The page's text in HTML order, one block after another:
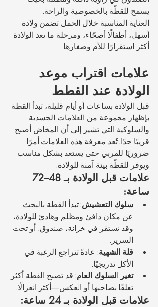
يسمح للقطّة بالخصوصية والراحة.
العناية المناسبة خلال الحمل تضمن ولادة
أسهل، أطفالًا أصحّاء، ومرحلة ما بعد الولادة
أكثر استقرارًا للأم وصغارها
علامات اقتراب موعد
الولادة عند القطط
قبل الولادة بساعات أو أيام قليلة، تبدأ القطة
بإظهار مجموعة من العلامات الجسدية
والسلوكية التي تشير إلى أن المخاض أصبح
قريبًا جدًا. تُعد معرفة هذه العلامات أمرًا
ضروريًا للمربي حتى يستعد بشكل مناسب
ويوفر للقطّة بيئة آمنة للولادة.
ساعة:
سلوك التعشيش: تبدأ القطة بالبحث
عن مكان دافئ ومظلم وهادئ للولادة،
وقد تستقر في خزانة، صندوق، أو تحت
السرير.
قلة الشهية: عادةً تتراجع الرغبة في
الأكل تدريجيًا.
تغير السلوك العام: قد تصبح القطة أكثر
تعلقًا بصاحبها أو العكس—أكثر انعزالًا.
علامات قبل الولادة بـ 24 ساعة: